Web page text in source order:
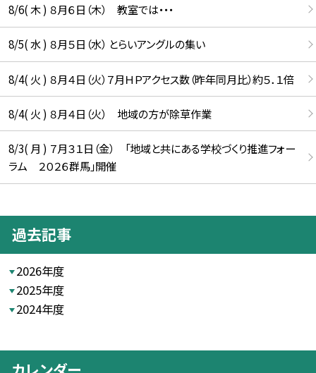
8/6( 木 ) ８月６日（木） 教室では・・・
8/5( 水 ) ８月５日（水） とらいアングルの集い
8/4( 火 ) ８月４日（火）７月ＨＰアクセス数（昨年同月比）約５．１倍
8/4( 火 ) ８月４日（火） 地域の方が除草作業
8/3( 月 ) ７月３１日（金） 「地域と共にある学校づくり推進フォー
ラム ２０２６群馬」開催
過去記事
2026年度
2025年度
2024年度